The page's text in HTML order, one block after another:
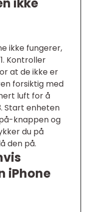
ikke
ikke fungerer,
Kontroller
at de ikke er
forsiktig med
luft for å
Start enheten
knappen og
du på
den på.
iPhone